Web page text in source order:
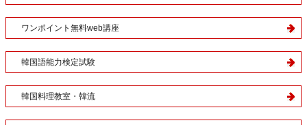
ワンポイント無料web講座
韓国語能力検定試験
韓国料理教室・韓流